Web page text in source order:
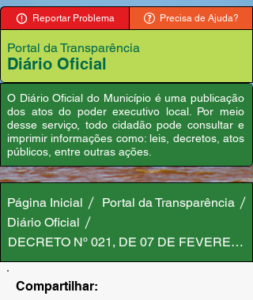
Reportar Problema Precisa de Ajuda?
Portal da Transparência
Diário Oficial
O Diário Oficial do Município é uma publicação
dos atos do poder executivo local. Por meio
desse serviço, todo cidadão pode consultar e
imprimir informações como: leis, decretos, atos
públicos, entre outras ações.
Página Inicial
Portal da Transparência
Diário Oficial
DECRETO Nº 021, DE 07 DE FEVEREIRO
Compartilhar: